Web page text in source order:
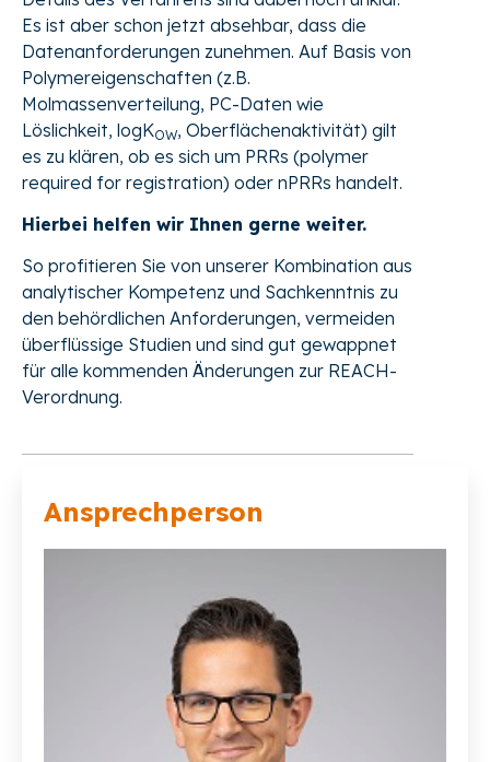
Es ist aber schon jetzt absehbar, dass die
Datenanforderungen zunehmen. Auf Basis von
Polymereigenschaften (z.B.
Molmassenverteilung, PC-Daten wie
Löslichkeit, logKOW, Oberflächenaktivität) gilt
es zu klären, ob es sich um PRRs (polymer
required for registration) oder nPRRs handelt.
Hierbei helfen wir Ihnen gerne weiter.
So profitieren Sie von unserer Kombination aus
analytischer Kompetenz und Sachkenntnis zu
den behördlichen Anforderungen, vermeiden
überflüssige Studien und sind gut gewappnet
für alle kommenden Änderungen zur REACH-
Verordnung.
Ansprechperson